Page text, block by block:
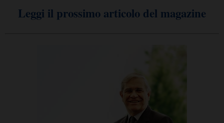
Leggi il prossimo articolo del magazine